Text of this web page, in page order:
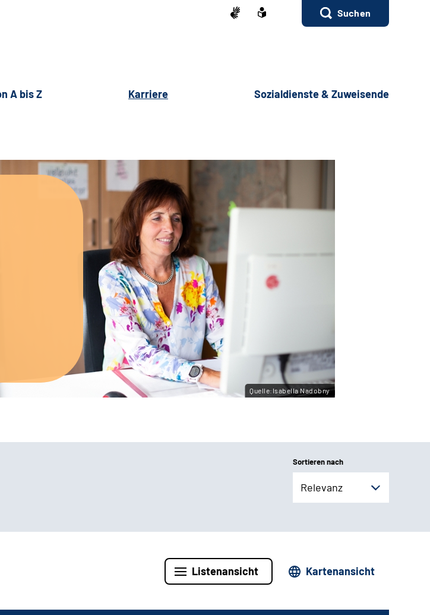
Suchen
A bis Z Karriere Sozialdienste & Zuweisende
Quelle:Isabella Nadobny
Sortieren nach
Relevanz
Listenansicht Kartenansicht